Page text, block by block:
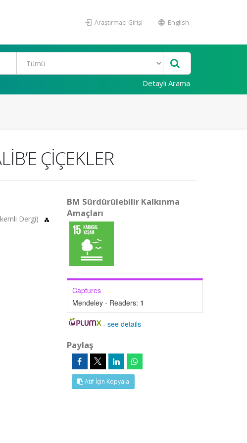
Araştırmacı Girişi English
Detaylı Arama
ÇİÇEKLER
Dergi)
BM Sürdürülebilir Kalkınma
Amaçları
Captures
Mendeley - Readers: 1
-see details
Paylaş
Atıf İçin Kopyala